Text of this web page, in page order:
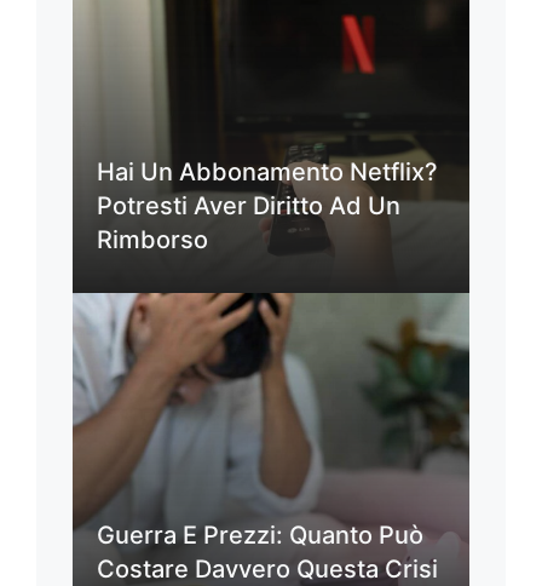
Hai Un Abbonamento Netflix?
Potresti Aver Diritto Ad Un
Rimborso
Guerra E Prezzi: Quanto Può
Costare Davvero Questa Crisi